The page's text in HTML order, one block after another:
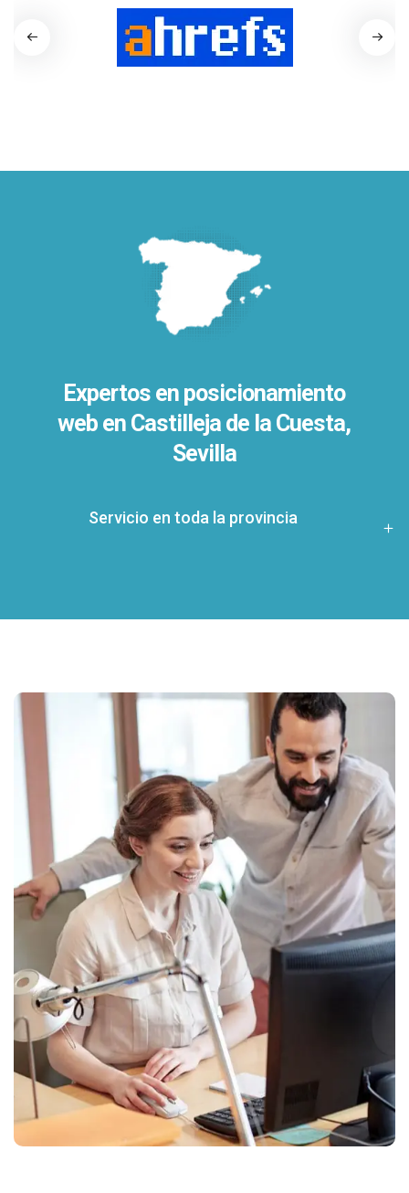
Expertos en posicionamiento
web en Castilleja de la Cuesta,
Sevilla
Servicio en toda la provincia